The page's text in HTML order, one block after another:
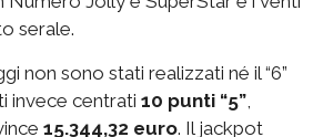
serale.
non sono stati realizzati né il “6”
invece centrati 10 punti “5”,
15.344,32 euro. Il jackpot